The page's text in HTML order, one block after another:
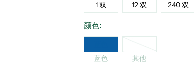
1 双 12 双 240 双
颜色:
蓝色 其他